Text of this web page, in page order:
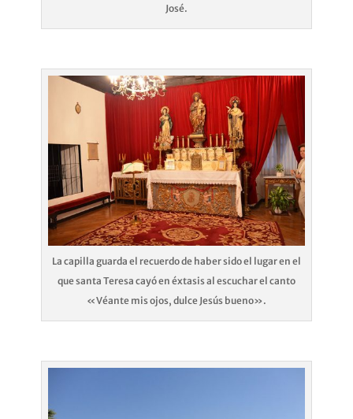
José.
La capilla guarda el recuerdo de haber sido el lugar en el
que santa Teresa cayó en éxtasis al escuchar el canto
«Véante mis ojos, dulce Jesús bueno».